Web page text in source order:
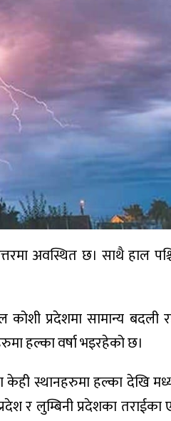
अवस्थित छ। साथै हाल
प्रदेशमा सामान्य बदली
हल्का वर्षा भइरहेको छ।
स्थानहरुमा हल्का देखि
र लुम्बिनी प्रदेशका